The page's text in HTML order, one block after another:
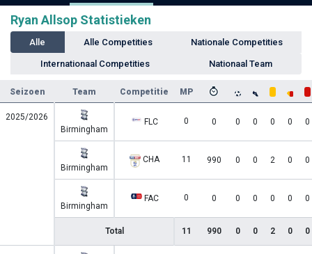
Ryan Allsop Statistieken
Alle Alle Competities Nationale Competities
Internationaal Competities Nationaal Team
Seizoen Team Competitie MP
2025/2026
Birmingham
FLC 0 0 0 0 0 0 0
Birmingham
CHA 11 990 0 0 2 0 0
Birmingham
FAC 0 0 0 0 0 0 0
Total 11 990 0 0 2 0 0